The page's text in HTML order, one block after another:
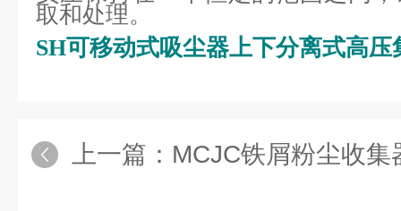
取和处理。
SH可移动式吸尘器上下分离式高压
上一篇： MCJC铁屑粉尘收集